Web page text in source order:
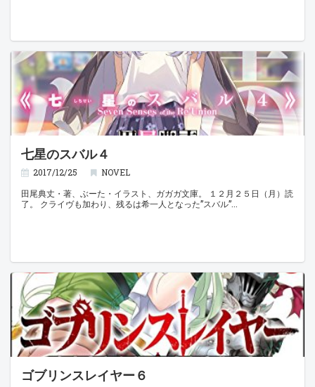
七星のスバル４
2017/12/25
NOVEL
田尾典丈・著、ぶーた・イラスト、ガガガ文庫。 １２月２５日（月）読
了。 クライヴも加わり、残るは希一人となった”スバル”
ゴブリンスレイヤー６